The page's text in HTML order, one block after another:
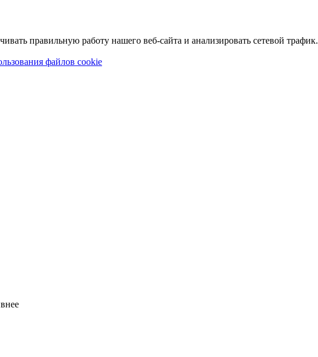
правильную работу нашего веб-сайта и анализировать сетевой трафик.
файлов cookie